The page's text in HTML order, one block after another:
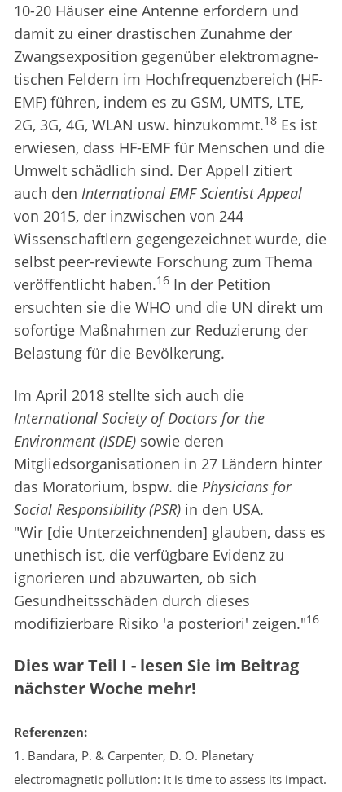
10-20 Häuser eine Antenne erfordern und
damit zu einer drastischen Zunahme der
Zwangsexposition gegenüber elektro­magne­
tischen Feldern im Hochfrequenzbereich (HF-
EMF) führen, indem es zu GSM, UMTS, LTE,
2G, 3G, 4G, WLAN usw. hinzukommt.18 Es ist
erwiesen, dass HF-EMF für Menschen und die
Umwelt schädlich sind. Der Appell zitiert
auch den International EMF Scientist Appeal
von 2015, der inzwischen von 244
Wissenschaftlern gegengezeichnet wurde, die
selbst peer-reviewte Forschung zum Thema
veröffentlicht haben.16 In der Petition
ersuchten sie die WHO und die UN direkt um
sofortige Maßnahmen zur Reduzierung der
Belastung für die Bevölkerung.
Im April 2018 stellte sich auch die
International Society of Doctors for the
Environment (ISDE) sowie deren
Mitgliedsorganisationen in 27 Ländern hinter
das Moratorium, bspw. die Physicians for
Social Responsibility (PSR) in den USA.
"Wir [die Unterzeichnenden] glauben, dass es
unethisch ist, die verfügbare Evidenz zu
ignorieren und abzuwarten, ob sich
Gesundheitsschäden durch dieses
modifizierbare Risiko 'a posteriori' zeigen."16
Dies war Teil I - lesen Sie im Beitrag
nächster Woche mehr!
Referenzen:
1. Bandara, P. & Carpenter, D. O. Planetary
electromagnetic pollution: it is time to assess its impact.